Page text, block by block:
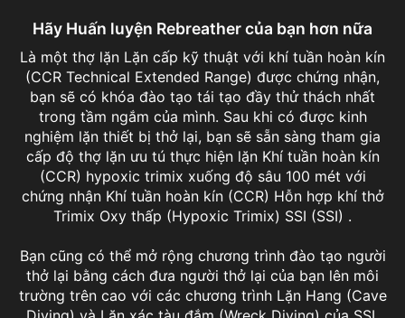
Hãy Huấn luyện Rebreather của bạn hơn nữa
Là một thợ lặn Lặn cấp kỹ thuật với khí tuần hoàn kín
(CCR Technical Extended Range) được chứng nhận,
bạn sẽ có khóa đào tạo tái tạo đầy thử thách nhất
trong tầm ngắm của mình. Sau khi có được kinh
nghiệm lặn thiết bị thở lại, bạn sẽ sẵn sàng tham gia
cấp độ thợ lặn ưu tú thực hiện lặn Khí tuần hoàn kín
(CCR) hypoxic trimix xuống độ sâu 100 mét với
chứng nhận Khí tuần hoàn kín (CCR) Hỗn hợp khí thở
Trimix Oxy thấp (Hypoxic Trimix) SSI (SSI) .
Bạn cũng có thể mở rộng chương trình đào tạo người
thở lại bằng cách đưa người thở lại của bạn lên môi
trường trên cao với các chương trình Lặn Hang (Cave